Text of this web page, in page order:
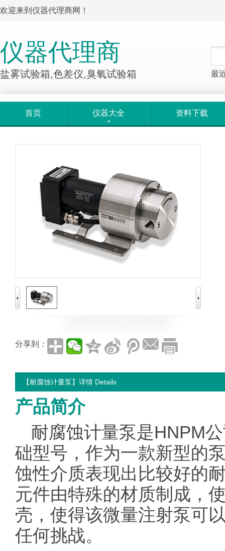
欢迎来到仪器代理商网！
仪器代理商
盐雾试验箱,色差仪,臭氧试验箱 最
首页 仪器大全 资料下载
分享到：
【耐腐蚀计量泵】详情 Details
产品简介
耐腐蚀计量泵是HNPM
础型号，作为一款新型的
蚀性介质表现出比较好的
元件由特殊的材质制成，
壳，使得该微量注射泵可
任何挑战。